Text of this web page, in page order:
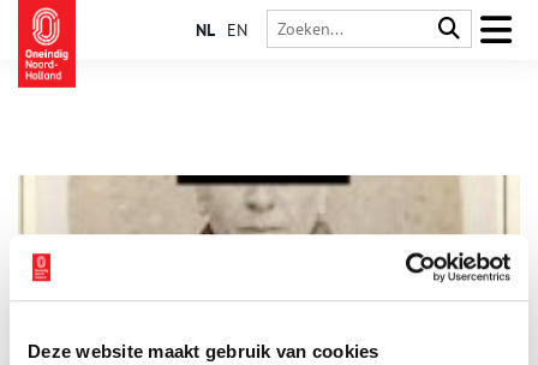
Deze website maakt gebruik van cookies
NL EN